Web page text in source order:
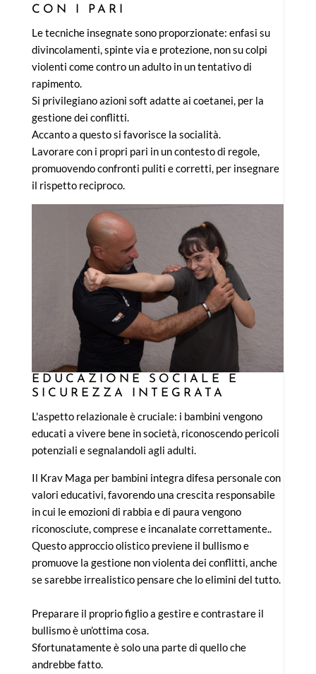
CON I PARI
Le tecniche insegnate sono proporzionate: enfasi su
divincolamenti, spinte via e protezione, non su colpi
violenti come contro un adulto in un tentativo di
rapimento.
Si privilegiano azioni soft adatte ai coetanei, per la
gestione dei conflitti.
Accanto a questo si favorisce la socialità.
Lavorare con i propri pari in un contesto di regole,
promuovendo confronti puliti e corretti, per insegnare
il rispetto reciproco.
EDUCAZIONE SOCIALE E
SICUREZZA INTEGRATA
L'aspetto relazionale è cruciale: i bambini vengono
educati a vivere bene in società, riconoscendo pericoli
potenziali e segnalandoli agli adulti.
Il Krav Maga per bambini integra difesa personale con
valori educativi, favorendo una crescita responsabile
in cui le emozioni di rabbia e di paura vengono
riconosciute, comprese e incanalate correttamente..
Questo approccio olistico previene il bullismo e
promuove la gestione non violenta dei conflitti, anche
se sarebbe irrealistico pensare che lo elimini del tutto.
Preparare il proprio figlio a gestire e contrastare il
bullismo è un’ottima cosa.
Sfortunatamente è solo una parte di quello che
andrebbe fatto.